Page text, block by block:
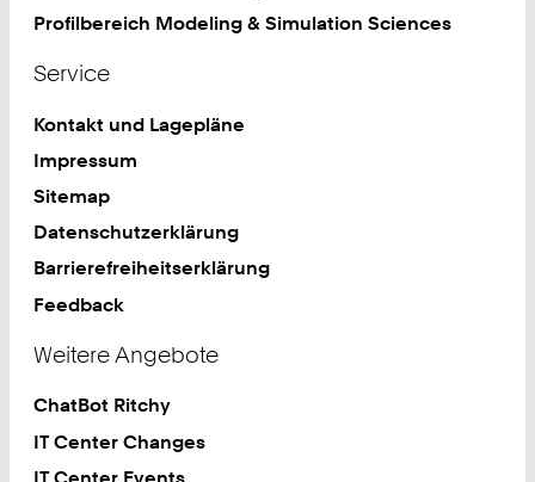
Profilbereich Modeling & Simulation Sciences
Service
Kontakt und Lagepläne
Impressum
Sitemap
Datenschutzerklärung
Barrierefreiheitserklärung
Feedback
Weitere Angebote
ChatBot Ritchy
IT Center Changes
IT Center Events